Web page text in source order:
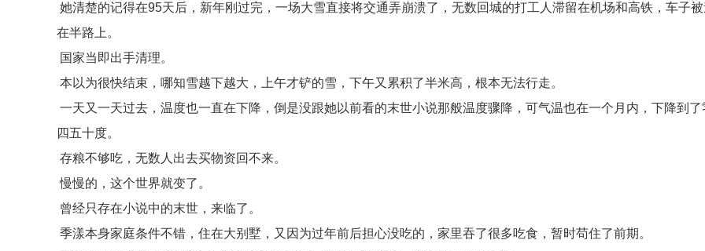
她清楚的记得在95天后，新年刚过完，一场大雪直接将交通弄崩溃了，无数回城的打工人滞留在机场和高铁，车子
在半路上。
国家当即出手清理。
本以为很快结束，哪知雪越下越大，上午才铲的雪，下午又累积了半米高，根本无法行走。
一天又一天过去，温度也一直在下降，倒是没跟她以前看的末世小说那般温度骤降，可气温也在一个月内，下降到了
四五十度。
存粮不够吃，无数人出去买物资回不来。
慢慢的，这个世界就变了。
曾经只存在小说中的末世，来临了。
季漾本身家庭条件不错，住在大别墅，又因为过年前后担心没吃的，家里吞了很多吃食，暂时苟住了前期。